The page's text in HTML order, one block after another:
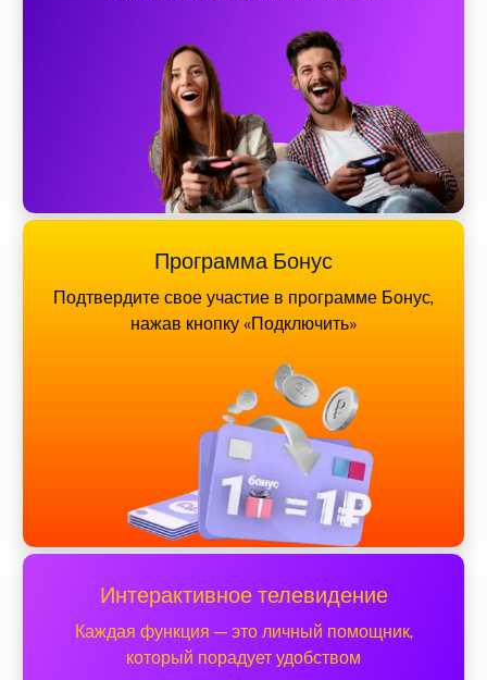
Программа Бонус
Подтвердите свое участие в программе Бонус,
нажав кнопку «Подключить»
Интерактивное телевидение
Каждая функция — это личный помощник,
который порадует удобством